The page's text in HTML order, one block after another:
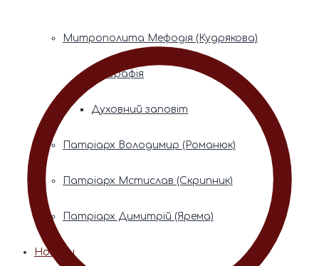
Митрополита Мефодія (Кудрякова)
Біографія
Духовний заповіт
Патріарх Володимир (Романюк)
Патріарх Мстислав (Скрипник)
Патріарх Димитрій (Ярема)
Новини